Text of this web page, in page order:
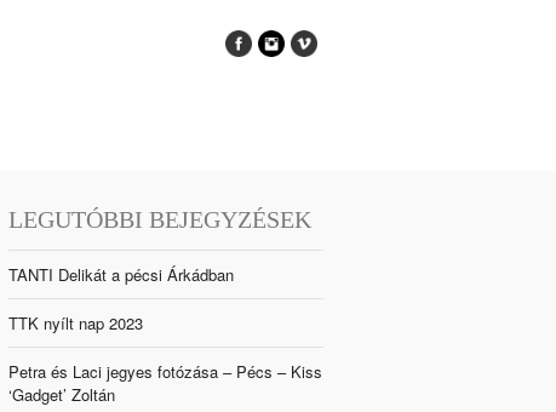
LEGUTÓBBI BEJEGYZÉSEK
TANTI Delikát a pécsi Árkádban
TTK nyílt nap 2023
Petra és Laci jegyes fotózása – Pécs – Kiss
‘Gadget’ Zoltán